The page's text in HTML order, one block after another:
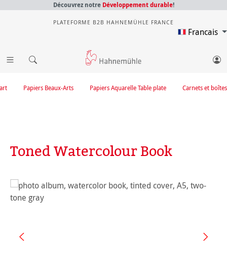
Découvrez notre Développement durable!
PLATEFORME B2B HAHNEMÜHLE FRANCE
Francais
Carnets et boîtes
Papiers Aquarelle Table plate
Papiers Beaux-Arts
Toned Watercolour Book
Ignorer la galerie d'images